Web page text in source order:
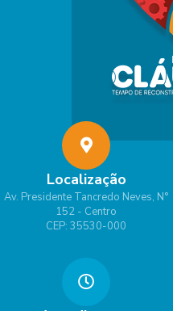
Localização
Av. Presidente Tancredo Neves, N°
152 - Centro
CEP: 35530-000